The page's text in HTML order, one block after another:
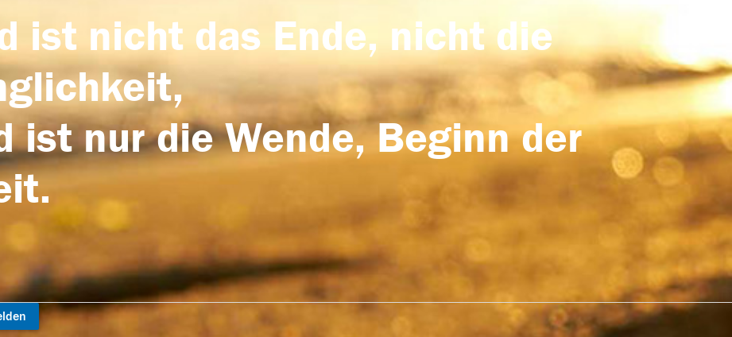
ist nicht das Ende, nicht die
ist nur die Wende, Beginn der